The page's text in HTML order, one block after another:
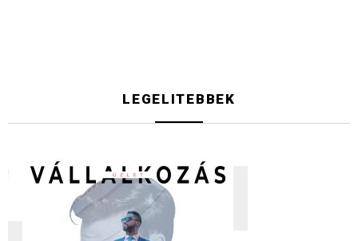
LEGELITEBBEK